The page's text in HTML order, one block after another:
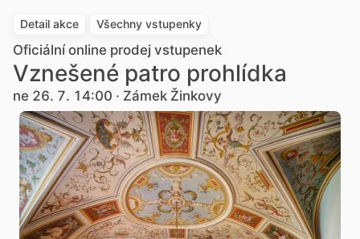
Detail akce Všechny vstupenky
Oficiální online prodej vstupenek
Vznešené patro prohlídka
ne 26. 7. 14:00 · Zámek Žinkovy